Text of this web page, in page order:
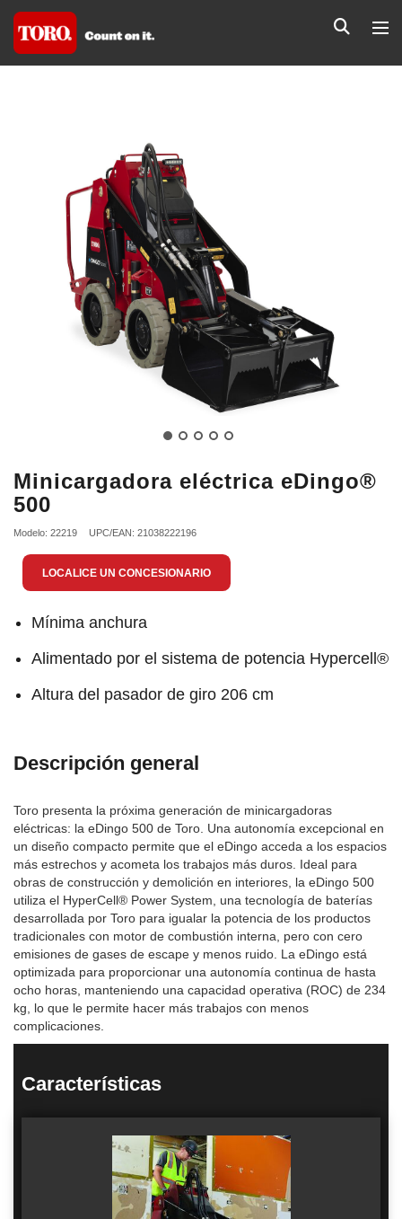
Minicargadora eléctrica eDingo®
500
Modelo: 22219 UPC/EAN: 21038222196
LOCALICE UN CONCESIONARIO
Mínima anchura
Alimentado por el sistema de potencia Hypercell®
Altura del pasador de giro 206 cm
Descripción general
Toro presenta la próxima generación de minicargadoras
eléctricas: la eDingo 500 de Toro. Una autonomía excepcional en
un diseño compacto permite que el eDingo acceda a los espacios
más estrechos y acometa los trabajos más duros. Ideal para
obras de construcción y demolición en interiores, la eDingo 500
utiliza el HyperCell® Power System, una tecnología de baterías
desarrollada por Toro para igualar la potencia de los productos
tradicionales con motor de combustión interna, pero con cero
emisiones de gases de escape y menos ruido. La eDingo está
optimizada para proporcionar una autonomía continua de hasta
ocho horas, manteniendo una capacidad operativa (ROC) de 234
kg, lo que le permite hacer más trabajos con menos
complicaciones.
Características